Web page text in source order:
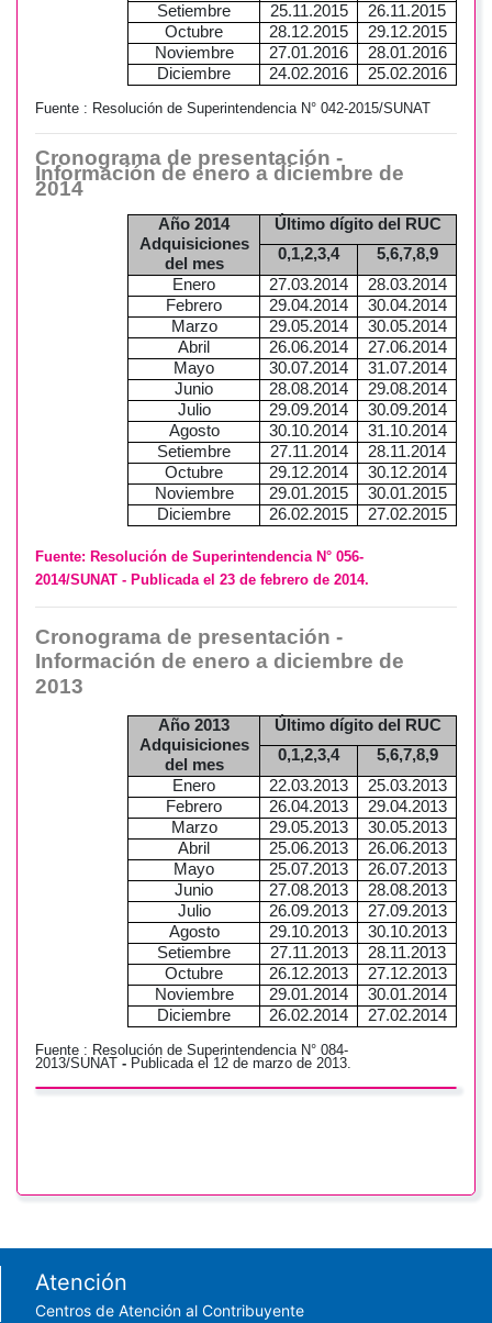
Setiembre
25.11.2015
26.11.2015
Octubre
28.12.2015
29.12.2015
Noviembre
27.01.2016
28.01.2016
Diciembre
24.02.2016 25.02.2016
Fuente : Resolución de Superintendencia N° 042-2015/SUNAT
Cronograma de presentación -
Información de enero a diciembre de
2014
Año 2014
Adquisiciones
del mes
Último dígito del RUC
0,1,2,3,4
5,6,7,8,9
Enero
27.03.2014
28.03.2014
Febrero
29.04.2014
30.04.2014
Marzo
29.05.2014
30.05.2014
Abril
26.06.2014
27.06.2014
Mayo
30.07.2014
31.07.2014
Junio
28.08.2014
29.08.2014
Julio
29.09.2014
30.09.2014
Agosto
30.10.2014
31.10.2014
Setiembre
27.11.2014
28.11.2014
Octubre
29.12.2014
30.12.2014
Noviembre
29.01.2015
30.01.2015
Diciembre
26.02.2015 27.02.2015
Fuente: Resolución de Superintendencia N° 056-
2014/SUNAT - Publicada el 23 de febrero de 2014.
Cronograma de presentación -
Información de enero a diciembre de
2013
Año 2013
Adquisiciones
del mes
Último dígito del RUC
0,1,2,3,4
5,6,7,8,9
Enero
22.03.2013
25.03.2013
Febrero
26.04.2013
29.04.2013
Marzo
29.05.2013
30.05.2013
Abril
25.06.2013
26.06.2013
Mayo
25.07.2013
26.07.2013
Junio
27.08.2013
28.08.2013
Julio
26.09.2013
27.09.2013
Agosto
29.10.2013
30.10.2013
Setiembre
27.11.2013
28.11.2013
Octubre
26.12.2013
27.12.2013
Noviembre
29.01.2014
30.01.2014
Diciembre
26.02.2014 27.02.2014
Fuente : Resolución de Superintendencia N° 084-
2013/SUNAT - Publicada el 12 de marzo de 2013.
Footer menu
Atención
Centros de Atención al Contribuyente